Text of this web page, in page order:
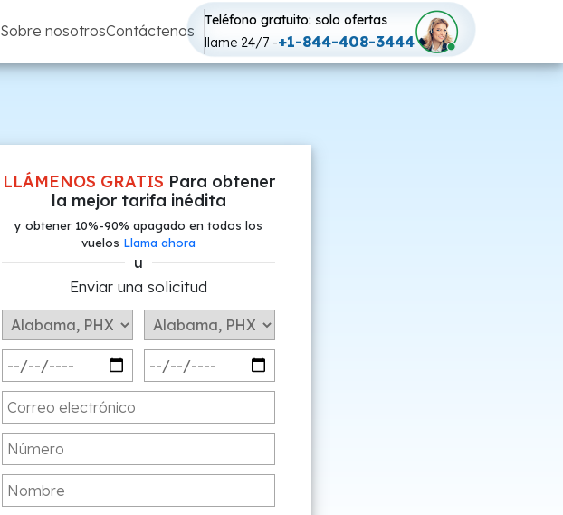
Sobre nosotrosContáctenos
Teléfono gratuito: solo ofertas
llame 24/7 -+1-844-408-3444
LLÁMENOS GRATIS Para obtener
la mejor tarifa inédita
y obtener 10%-90% apagado en todos los
vuelos Llama ahora
u
Enviar una solicitud